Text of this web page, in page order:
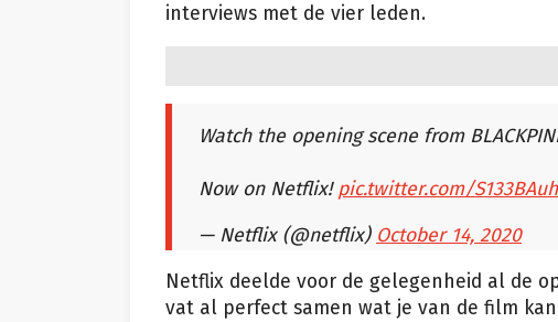
interviews met de vier leden.
Watch the opening scene from
Now on Netflix!pic.twitter.com/
— Netflix (@netflix) October 14, 2020
Netflix deelde voor de gelegenheid al de
vat al perfect samen wat je van de film